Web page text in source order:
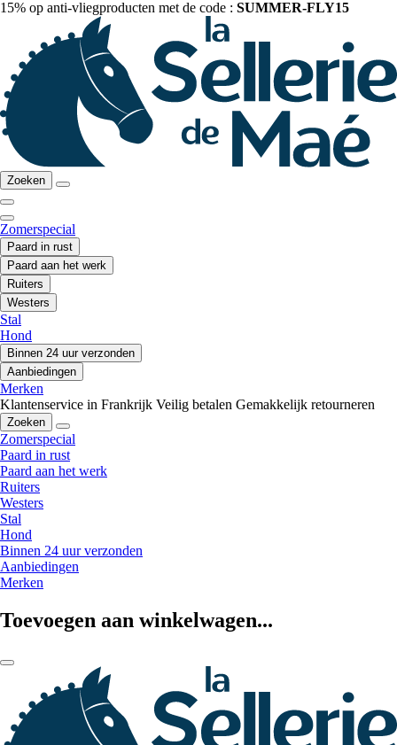
15% op anti-vliegproducten met de code : SUMMER-FLY15
Zoeken
Zomerspecial
Paard in rust
Paard aan het werk
Ruiters
Westers
Stal
Hond
Binnen 24 uur verzonden
Aanbiedingen
Merken
Klantenservice in Frankrijk Veilig betalen Gemakkelijk retourneren
Zoeken
Zomerspecial
Paard in rust
Paard aan het werk
Ruiters
Westers
Stal
Hond
Binnen 24 uur verzonden
Aanbiedingen
Merken
Toevoegen aan winkelwagen...